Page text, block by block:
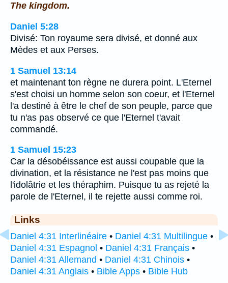
The kingdom.
Daniel 5:28
Divisé: Ton royaume sera divisé, et donné aux
Mèdes et aux Perses.
1 Samuel 13:14
et maintenant ton règne ne durera point. L'Eternel
s'est choisi un homme selon son coeur, et l'Eternel
l'a destiné à être le chef de son peuple, parce que
tu n'as pas observé ce que l'Eternel t'avait
commandé.
1 Samuel 15:23
Car la désobéissance est aussi coupable que la
divination, et la résistance ne l'est pas moins que
l'idolâtrie et les théraphim. Puisque tu as rejeté la
parole de l'Eternel, il te rejette aussi comme roi.
Links
Daniel 4:31 Interlinéaire • Daniel 4:31 Multilingue •
Daniel 4:31 Espagnol • Daniel 4:31 Français •
Daniel 4:31 Allemand • Daniel 4:31 Chinois •
Daniel 4:31 Anglais • Bible Apps • Bible Hub